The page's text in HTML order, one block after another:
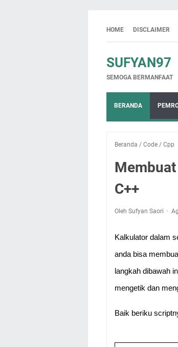
HOME DISCLAIMER
SUFYAN97
SEMOGA BERMANFAAT
BERANDA
Beranda / Code / Cpp
C++
Oleh Sufyan Saori
Kalkulator dalam
anda bisa
langkah dibawah
mengetik dan
Baik beriku